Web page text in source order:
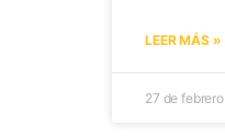
LEER MÁS »
27 de